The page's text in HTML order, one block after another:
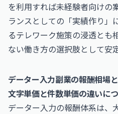
を利用すれば未経験者向けの
ランスとしての「実績作り」
るテレワーク施策の浸透とも
ない働き方の選択肢として安
データー入力副業の報酬相場
文字単価と件数単価の違いに
データー入力の報酬体系は、